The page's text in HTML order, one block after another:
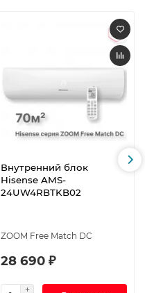
Внутренний блок
Hisense AMS-
24UW4RBTKB02
ZOOM Free Match DC
28 690 ₽